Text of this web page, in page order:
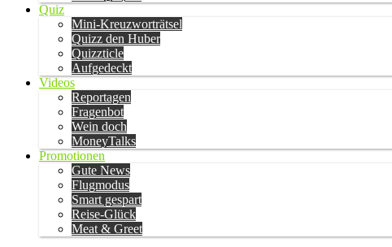
Quiz
Mini-Kreuzworträtsel
Quizz den Huber
Quizzticle
Aufgedeckt
Videos
Reportagen
Fragenbot
Wein doch
MoneyTalks
Promotionen
Gute News
Flugmodus
Smart gespart
Reise-Glück
Meat & Greet